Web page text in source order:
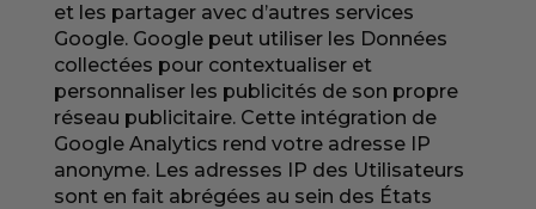
et les partager avec d’autres services
Google. Google peut utiliser les Données
collectées pour contextualiser et
personnaliser les publicités de son propre
réseau publicitaire. Cette intégration de
Google Analytics rend votre adresse IP
anonyme. Les adresses IP des Utilisateurs
sont en fait abrégées au sein des États